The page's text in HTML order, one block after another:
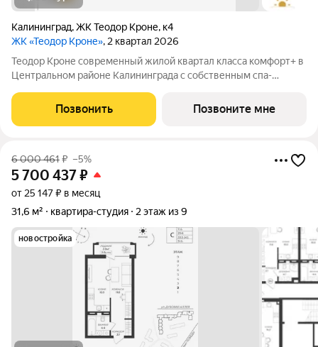
Калининград,ЖК Теодор Кроне, к4
ЖК «Теодор Кроне», 2 квартал 2026
Теодор Кроне современный жилой квартал класса комфорт+ в
Центральном районе Калининграда с собственным спа-
тех, кто ценит качество, эстетику и полноценную жизнь рядом
со всем необходимым. 99%
Позвонить Позвоните мне
6 000 461₽ –5%
5 700 437₽
от 25 147 ₽ в месяц
31,6 м²
квартира-студия 2 этаж из 9
новостройка